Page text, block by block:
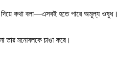
দিয়ে কথা বলা—এসবই হতে পারে অমূল্য ওষুধ।
তার মনোবলকে চাঙা করে।